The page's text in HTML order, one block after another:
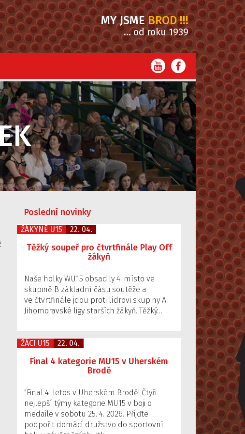
MY JSMEBROD !!!
... od roku 1939
Poslední novinky
ŽÁKYNĚ U15 22. 04.
Těžký soupeř pro čtvrtfinále Play Off
žákyň
Naše holky WU15 obsadily 4. místo ve
skupině B základní části soutěže a
ve čtvrtfinále jdou proti lídrovi skupiny A
Jihomoravské ligy starších žákyň. Těžký…
ŽÁCI U15 22. 04.
Final 4 kategorie MU15 v Uherském
Brodě
"Final 4" letos v Uherském Brodě! Čtyři
nejlepší týmy kategorie MU15 v boji o
medaile v sobotu 25. 4. 2026. Přijďte
podpořit domácí družstvo do sportovní